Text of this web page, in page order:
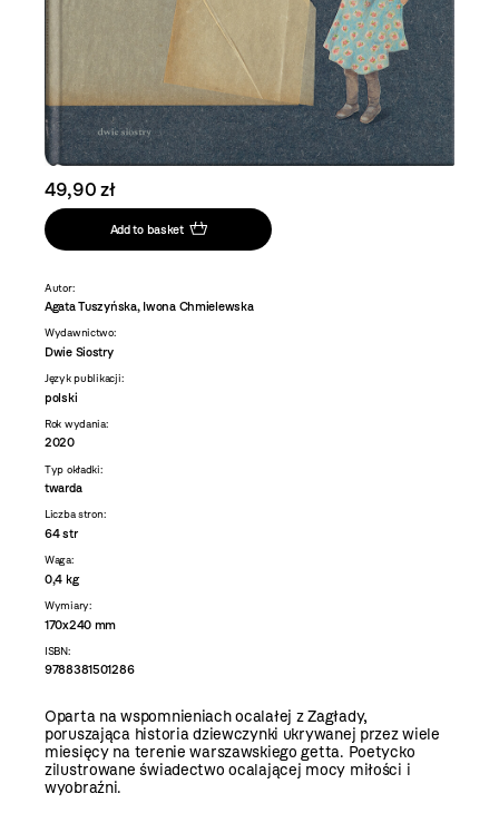
49,90 zł
Add to basket
Autor:
Agata Tuszyńska, Iwona Chmielewska
Wydawnictwo:
Dwie Siostry
Język publikacji:
polski
Rok wydania:
2020
Typ okładki:
twarda
Liczba stron:
64 str
Waga:
0,4 kg
Wymiary:
170x240 mm
ISBN:
9788381501286
Oparta na wspomnieniach ocalałej z Zagłady,
poruszająca historia dziewczynki ukrywanej przez wiele
miesięcy na terenie warszawskiego getta. Poetycko
zilustrowane świadectwo ocalającej mocy miłości i
wyobraźni.